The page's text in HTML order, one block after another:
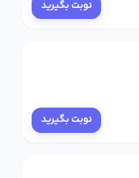
نوبت بگیرید
نوبت بگیرید